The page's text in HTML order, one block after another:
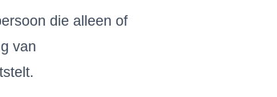
die alleen of
van